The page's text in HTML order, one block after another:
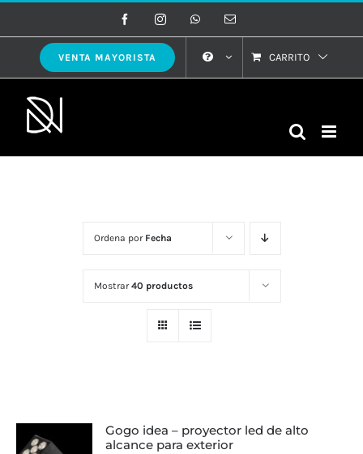
al
contenido
FacebookInstagramWhatsAppCorreo
VENTA MAYORISTA CARRITO
Ordena por Fecha
Mostrar40 productos
gogo idea – proyector led de alto
alcance para exterior